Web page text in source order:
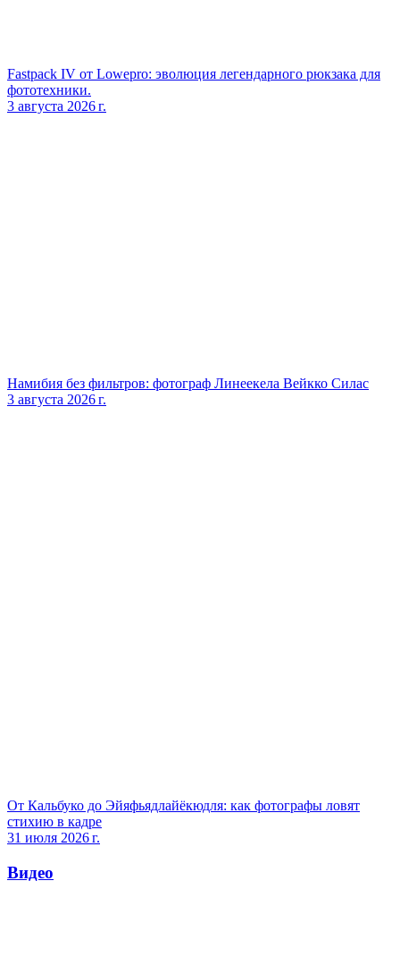
Fastpack IV от Lowepro: эволюция легендарного рюкзака для
фототехники.
3 августа 2026 г.
Намибия без фильтров: фотограф Линеекела Вейкко Силас
3 августа 2026 г.
От Кальбуко до Эйяфьядлайёкюдля: как фотографы ловят
стихию в кадре
31 июля 2026 г.
Видео